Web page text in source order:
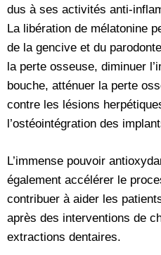
dus à ses activités anti-
La libération de mélatonine
de la gencive et du
la perte osseuse, diminuer
bouche, atténuer la perte
contre les lésions
l’ostéointégration des
L’immense pouvoir
également accélérer le
contribuer à aider les
après des interventions de
extractions dentaires.